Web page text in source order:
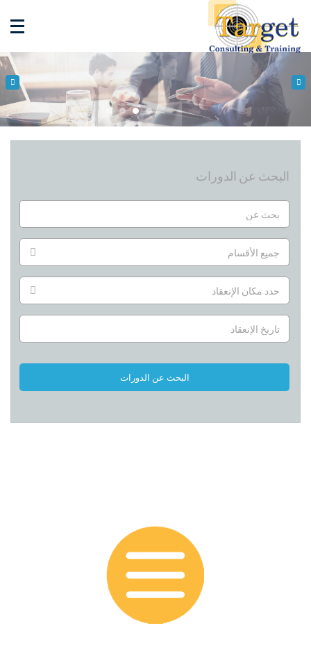
البحث عن الدورات
جميع الأقسام
حدد مكان الإنعقاد